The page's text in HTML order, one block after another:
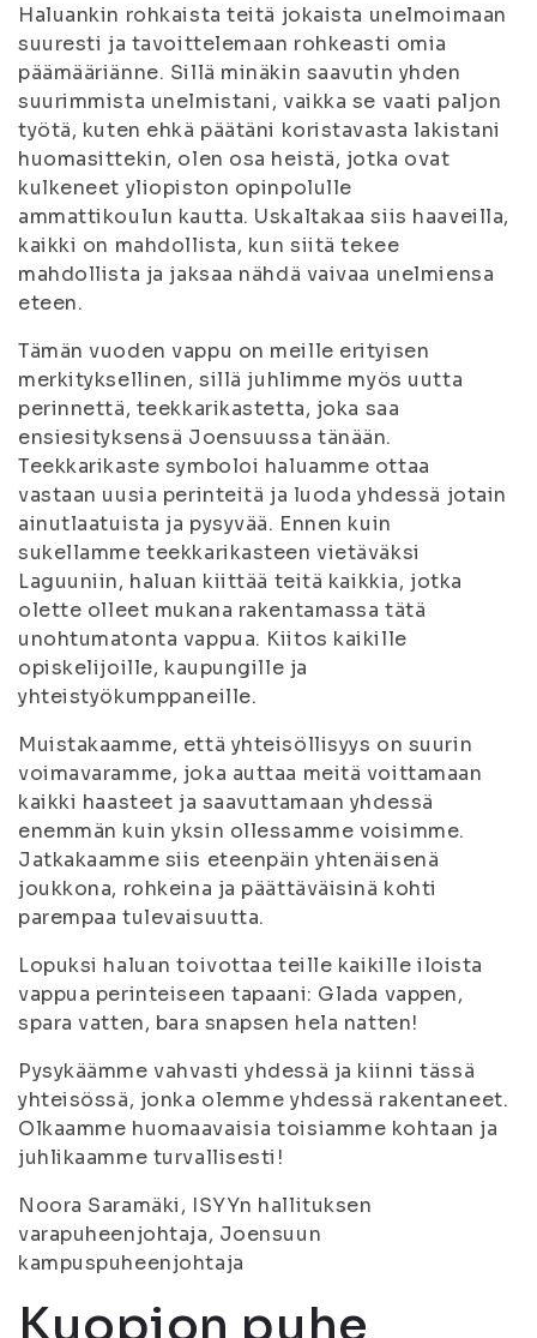
Haluankin rohkaista teitä jokaista unelmoimaan
suuresti ja tavoittelemaan rohkeasti omia
päämääriänne. Sillä minäkin saavutin yhden
suurimmista unelmistani, vaikka se vaati paljon
työtä, kuten ehkä päätäni koristavasta lakistani
huomasittekin, olen osa heistä, jotka ovat
kulkeneet yliopiston opinpolulle
ammattikoulun kautta. Uskaltakaa siis haaveilla,
kaikki on mahdollista, kun siitä tekee
mahdollista ja jaksaa nähdä vaivaa unelmiensa
eteen.
Tämän vuoden vappu on meille erityisen
merkityksellinen, sillä juhlimme myös uutta
perinnettä, teekkarikastetta, joka saa
ensiesityksensä Joensuussa tänään.
Teekkarikaste symboloi haluamme ottaa
vastaan uusia perinteitä ja luoda yhdessä jotain
ainutlaatuista ja pysyvää. Ennen kuin
sukellamme teekkarikasteen vietäväksi
Laguuniin, haluan kiittää teitä kaikkia, jotka
olette olleet mukana rakentamassa tätä
unohtumatonta vappua. Kiitos kaikille
opiskelijoille, kaupungille ja
yhteistyökumppaneille.
Muistakaamme, että yhteisöllisyys on suurin
voimavaramme, joka auttaa meitä voittamaan
kaikki haasteet ja saavuttamaan yhdessä
enemmän kuin yksin ollessamme voisimme.
Jatkakaamme siis eteenpäin yhtenäisenä
joukkona, rohkeina ja päättäväisinä kohti
parempaa tulevaisuutta.
Lopuksi haluan toivottaa teille kaikille iloista
vappua perinteiseen tapaani: Glada vappen,
spara vatten, bara snapsen hela natten!
Pysykäämme vahvasti yhdessä ja kiinni tässä
yhteisössä, jonka olemme yhdessä rakentaneet.
Olkaamme huomaavaisia toisiamme kohtaan ja
juhlikaamme turvallisesti!
Noora Saramäki, ISYYn hallituksen
varapuheenjohtaja, Joensuun
kampuspuheenjohtaja
Kuopion puhe